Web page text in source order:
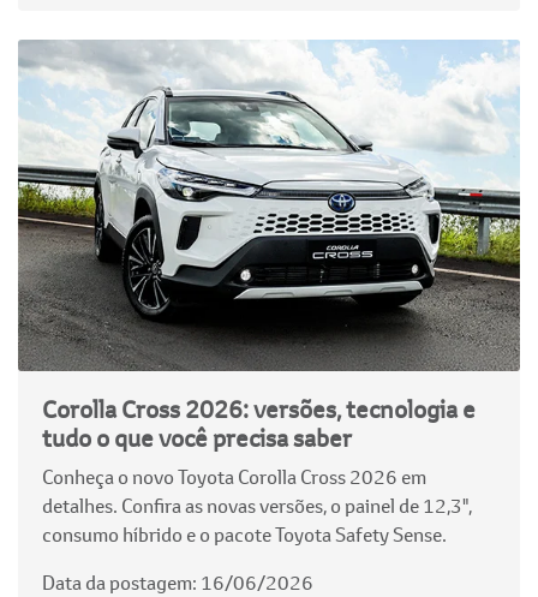
Corolla Cross 2026: versões, tecnologia e
tudo o que você precisa saber
Conheça o novo Toyota Corolla Cross 2026 em
detalhes. Confira as novas versões, o painel de 12,3",
consumo híbrido e o pacote Toyota Safety Sense.
Data da postagem: 16/06/2026